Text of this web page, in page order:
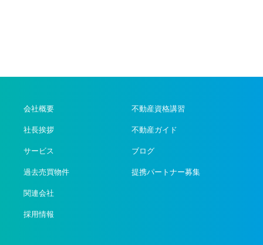
会社概要
社長挨拶
サービス
過去売買物件
関連会社
採用情報
不動産資格講習
不動産ガイド
ブログ
提携パートナー募集